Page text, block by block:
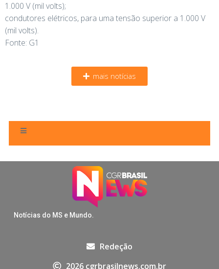
1.000 V (mil volts);
condutores elétricos, para uma tensão superior a 1.000 V
(mil volts).
Fonte: G1
mais notícias
Notícias do MS e Mundo.
Redeção
2026 cgrbrasilnews.com.br